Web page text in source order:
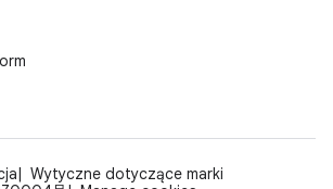
Wytyczne dotyczące marki